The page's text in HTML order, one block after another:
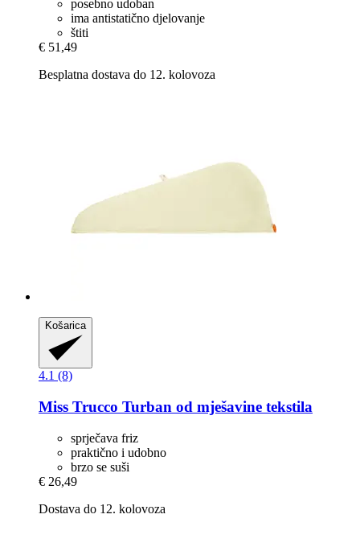
posebno udoban
ima antistatično djelovanje
štiti
€ 51,49
Besplatna dostava do 12. kolovoza
Košarica
4.1 (8)
Miss Trucco Turban od mješavine tekstila
sprječava friz
praktično i udobno
brzo se suši
€ 26,49
Dostava do 12. kolovoza